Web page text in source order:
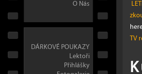
O Nás
DÁRKOVÉ POUKAZY
Lektoři
Přihlášky
TV